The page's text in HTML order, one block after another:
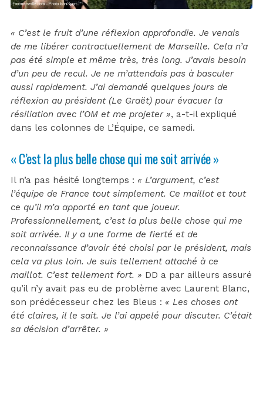
« C’est le fruit d’une réflexion approfondie. Je venais
de me libérer contractuellement de Marseille. Cela n’a
pas été simple et même très, très long. J’avais besoin
d’un peu de recul. Je ne m’attendais pas à basculer
aussi rapidement. J’ai demandé quelques jours de
réflexion au président (Le Graët) pour évacuer la
résiliation avec l’OM et me projeter », a-t-il expliqué
dans les colonnes de L’Équipe, ce samedi.
« C’est la plus belle chose qui me soit arrivée »
Il n’a pas hésité longtemps : « L’argument, c’est
l’équipe de France tout simplement. Ce maillot et tout
ce qu’il m’a apporté en tant que joueur.
Professionnellement, c’est la plus belle chose qui me
soit arrivée. Il y a une forme de fierté et de
reconnaissance d’avoir été choisi par le président, mais
cela va plus loin. Je suis tellement attaché à ce
maillot. C’est tellement fort. » DD a par ailleurs assuré
qu’il n’y avait pas eu de problème avec Laurent Blanc,
son prédécesseur chez les Bleus : « Les choses ont
été claires, il le sait. Je l’ai appelé pour discuter. C’était
sa décision d’arrêter. »